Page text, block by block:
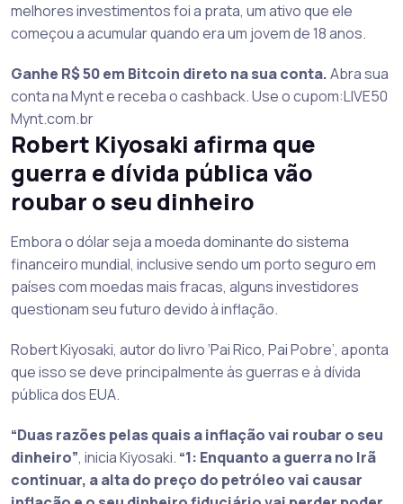
melhores investimentos foi a prata, um ativo que ele
começou a acumular quando era um jovem de 18 anos.
Ganhe R$ 50 em Bitcoin direto na sua conta.Abra sua
conta na Mynt e receba o cashback. Use o cupom:LIVE50
Mynt.com.br
Robert Kiyosaki afirma que
guerra e dívida pública vão
roubar o seu dinheiro
Embora o dólar seja a moeda dominante do sistema
financeiro mundial, inclusive sendo um porto seguro em
países com moedas mais fracas, alguns investidores
questionam seu futuro devido à inflação.
Robert Kiyosaki, autor do livro ‘Pai Rico, Pai Pobre’, aponta
que isso se deve principalmente às guerras e à dívida
pública dos EUA.
“Duas razões pelas quais a inflação vai roubar o seu
dinheiro”, inicia Kiyosaki. “1: Enquanto a guerra no Irã
continuar, a alta do preço do petróleo vai causar